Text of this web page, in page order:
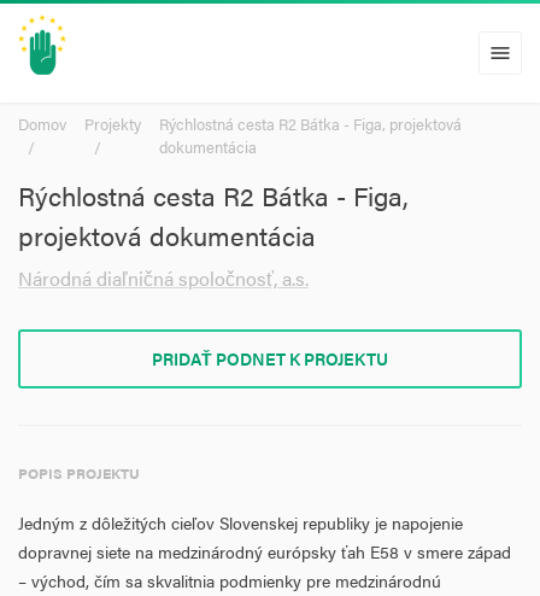
menu
Domov Projekty
Rýchlostná cesta R2 Bátka - Figa, projektová
dokumentácia
Rýchlostná cesta R2 Bátka - Figa,
projektová dokumentácia
Národná diaľničná spoločnosť, a.s.
PRIDAŤ PODNET K PROJEKTU
POPIS PROJEKTU
Jedným z dôležitých cieľov Slovenskej republiky je napojenie
dopravnej siete na medzinárodný európsky ťah E58 v smere západ
– východ, čím sa skvalitnia podmienky pre medzinárodnú